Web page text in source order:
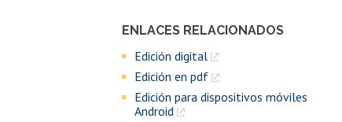
ENLACES RELACIONADOS
Edición digital
Edición en pdf
Edición para dispositivos móviles
Android